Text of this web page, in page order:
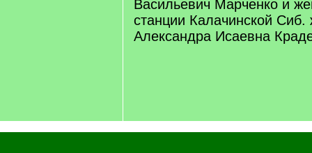
Васильевич Марченко и
станции Калачинской Сиб.
Александра Исаевна